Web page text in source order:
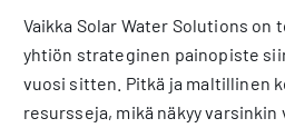
Vaikka Solar Water Solutions on
yhtiön strateginen painopiste
vuosi sitten. Pitkä ja maltillinen
resursseja, mikä näkyy varsinkin